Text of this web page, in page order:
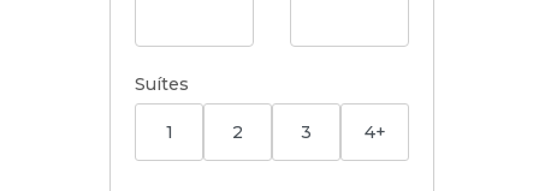
Suítes
1 2 3 4+